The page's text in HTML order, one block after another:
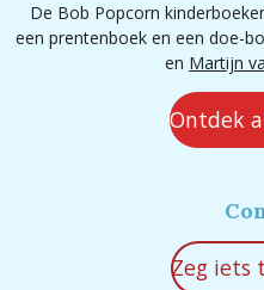
De Bob Popcorn
een prentenboek en een doe-
en Martijn
Ontdek
Zeg iets